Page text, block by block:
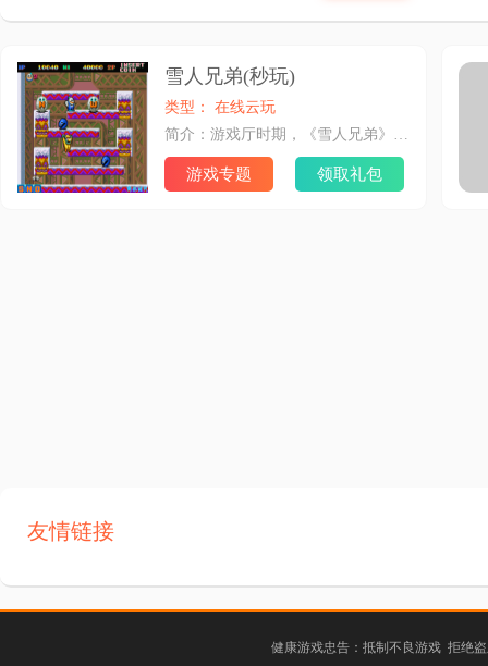
雪人兄弟(秒玩)
类型： 在线云玩
简介：游戏厅时期，《雪人兄弟》上架率还是比较高的，至少有一半以上的游戏厅都曾经摆出来过。毕竟游戏的难度不高，老少皆宜。而且老板也非常喜欢这款游戏，每天吃下去的币至少可以排在前五。很多人都坚持不了几分钟就挂了。
游戏专题 领取礼包
友情链接
健康游戏忠告：抵制不良游戏 拒绝